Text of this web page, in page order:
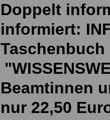
Doppelt
informiert:
Taschenbuch
Beamtinnen
nur 22,50